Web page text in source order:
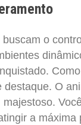
buscam o
O
a máxima